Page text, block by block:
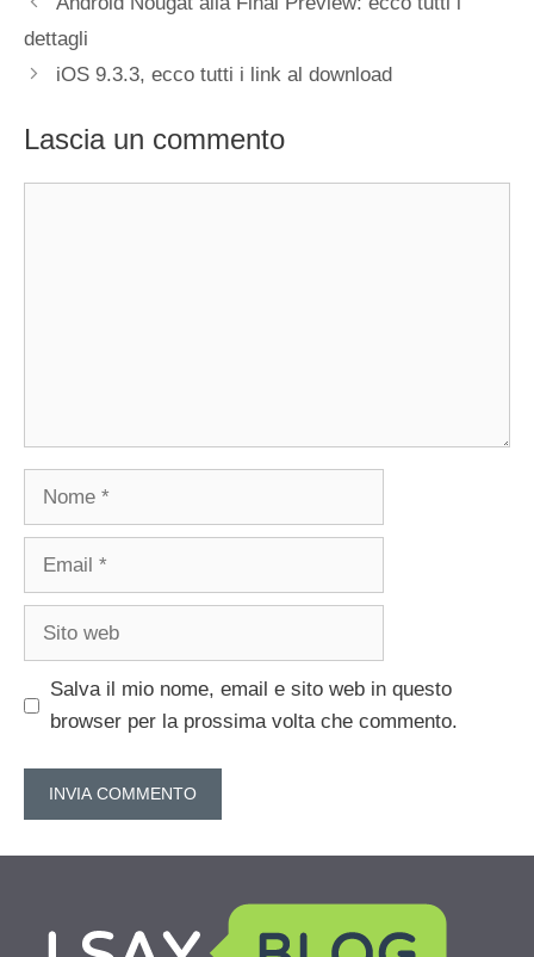
dettagli
iOS 9.3.3, ecco tutti i link al download
Lascia un commento
Nome
Email
Sito
Salva il mio nome, email e sito web in questo
browser per la prossima volta che commento.